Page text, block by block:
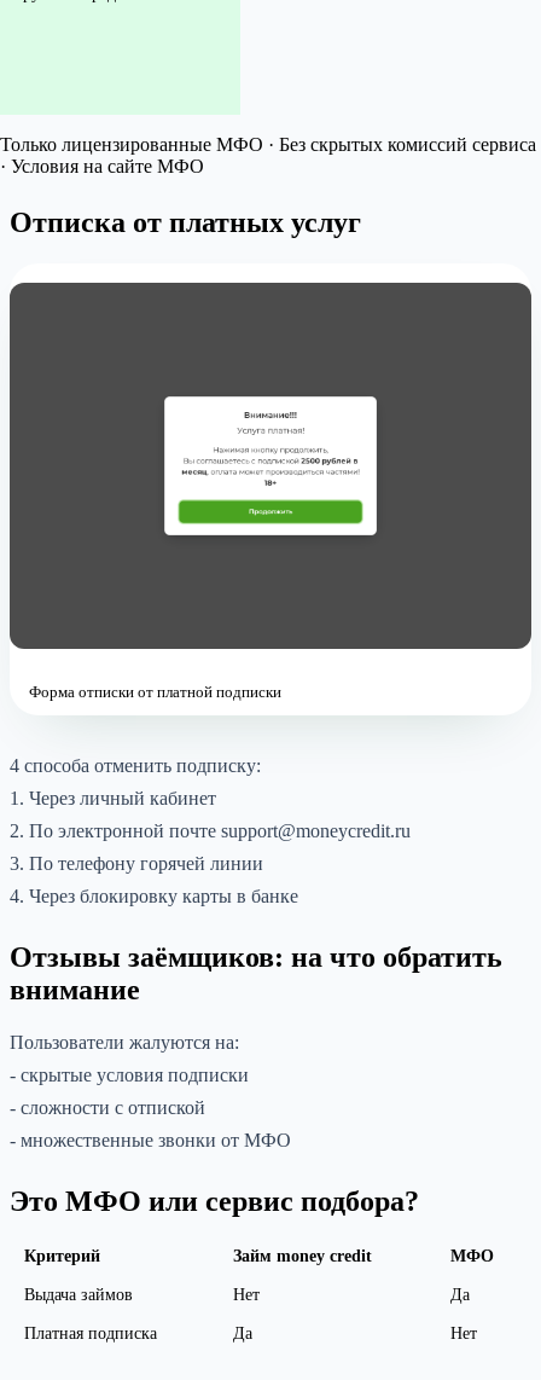
Только лицензированные МФО · Без скрытых комиссий сервиса
· Условия на сайте МФО
Отписка от платных услуг
Форма отписки от платной подписки
4 способа отменить подписку:
1. Через личный кабинет
2. По электронной почте support@moneycredit.ru
3. По телефону горячей линии
4. Через блокировку карты в банке
Отзывы заёмщиков: на что обратить
внимание
Пользователи жалуются на:
- скрытые условия подписки
- сложности с отпиской
- множественные звонки от МФО
Это МФО или сервис подбора?
Критерий Займ money credit МФО
Выдача займов Нет Да
Платная подписка Да Нет